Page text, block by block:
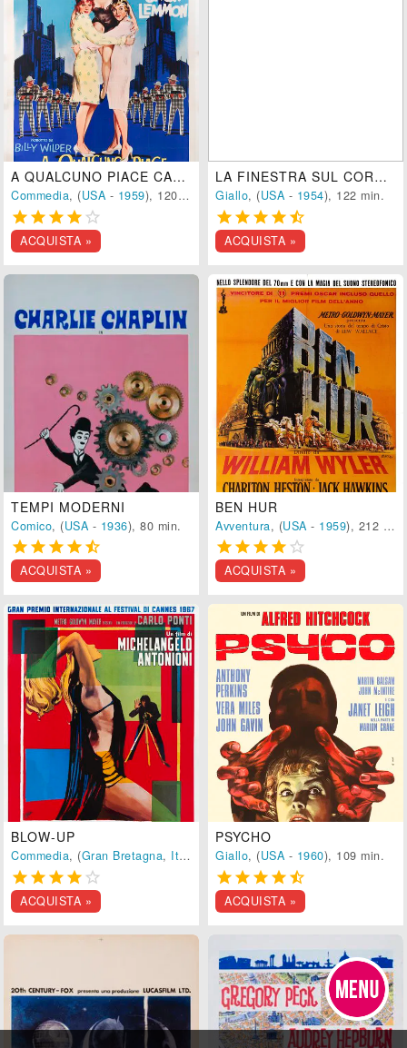
A QUALCUNO PIACE CALDO
Commedia, (USA - 1959), 120 min.
    
ACQUISTA »
LA FINESTRA SUL CORTILE
Giallo, (USA - 1954), 122 min.
    
ACQUISTA »
TEMPI MODERNI
Comico, (USA - 1936), 80 min.
    
ACQUISTA »
BEN HUR
Avventura, (USA - 1959), 212 min.
    
ACQUISTA »
BLOW-UP
Commedia, (Gran Bretagna, Italia 1966), 108 min.
    
ACQUISTA »
PSYCHO
Giallo, (USA - 1960), 109 min.
    
ACQUISTA »